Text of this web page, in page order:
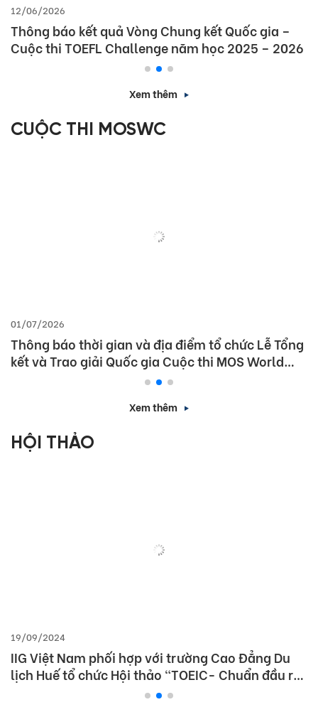
12/06/2026
Thông báo kết quả Vòng Chung kết Quốc gia –
Cuộc thi TOEFL Challenge năm học 2025 – 2026
Xem thêm
CUỘC THI MOSWC
01/07/2026
Thông báo thời gian và địa điểm tổ chức Lễ Tổng
kết và Trao giải Quốc gia Cuộc thi MOS World
Xem thêm
HỘI THẢO
19/09/2024
IIG Việt Nam phối hợp với trường Cao Đẳng Du
lịch Huế tổ chức Hội thảo “TOEIC- Chuẩn đầu ra
tiếng Anh- Bí Quyết chinh phục nhà tuyển dụng”